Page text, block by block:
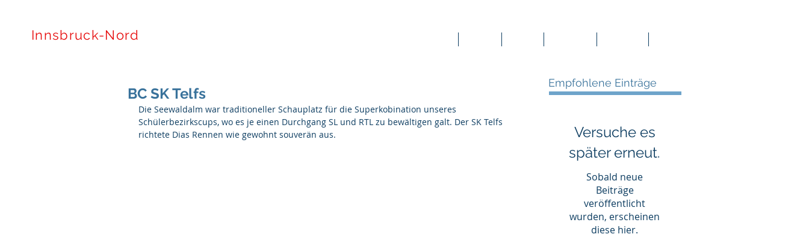
Innsbruck-Nord
BC SK Telfs
Die Seewaldalm war traditioneller Schauplatz für die Superkobination unseres
Schülerbezirkscups, wo es je einen Durchgang SL und RTL zu bewältigen galt. Der SK Telfs
richtete Dias Rennen wie gewohnt souverän aus.
Empfohlene Einträge
Versuche es
später erneut.
Sobald neue
Beiträge
veröffentlicht
wurden, erscheinen
diese hier.